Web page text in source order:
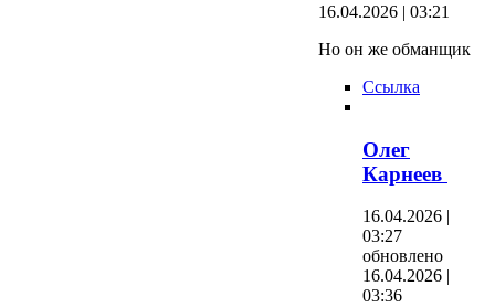
16.04.2026 | 03:21
Но он же обманщик
Ссылка
Олег
Карнеев
16.04.2026 |
03:27
обновлено
16.04.2026 |
03:36